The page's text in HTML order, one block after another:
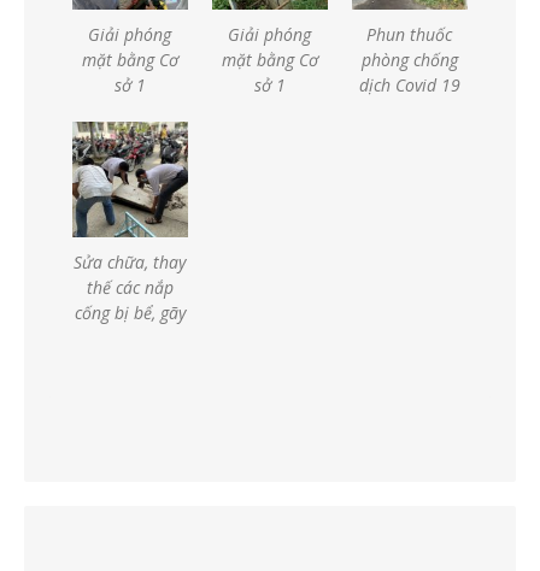
Giải phóng
mặt bằng Cơ
sở 1
Giải phóng
mặt bằng Cơ
sở 1
Phun thuốc
phòng chống
dịch Covid 19
Sửa chữa, thay
thế các nắp
cống bị bể, gãy